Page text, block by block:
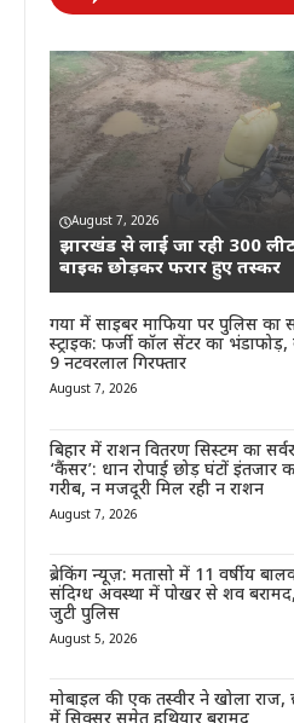
August 7, 2026
झारखंड से लाई जा रही 300
बाइक छोड़कर फरार हुए तस्कर
गया में साइबर माफिया पर पुलिस का
स्ट्राइक: फर्जी कॉल सेंटर का
9 नटवरलाल गिरफ्तार
August 7, 2026
बिहार में राशन वितरण सिस्टम का
‘कैंसर’: धान रोपाई छोड़ घंटों इंतजार
गरीब, न मजदूरी मिल रही न राशन
August 7, 2026
ब्रेकिंग न्यूज़: मतासो में 11 वर्षीय
संदिग्ध अवस्था में पोखर से शव
जुटी पुलिस
August 5, 2026
मोबाइल की एक तस्वीर ने खोला राज,